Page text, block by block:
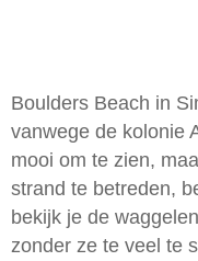
Boulders Beach in
vanwege de kolonie
mooi om te zien,
strand te betreden,
bekijk je de
zonder ze te veel te